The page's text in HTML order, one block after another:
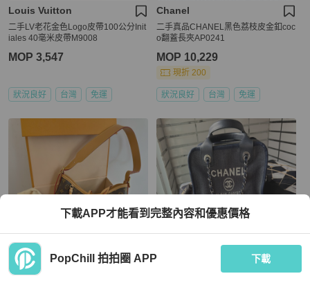
Louis Vuitton
二手LV老花金色Logo皮帶100公分Init
iales 40毫米皮帶M9008
MOP 3,547
狀況良好 台灣 免運
Chanel
二手真品CHANEL黑色荔枝皮金釦coc
o翻蓋長夾AP0241
MOP 10,229
現折 200
狀況良好 台灣 免運
Louis Vuitton
下載APP才能看到完整內容和優惠價格
PopChill 拍拍圈 APP 下載